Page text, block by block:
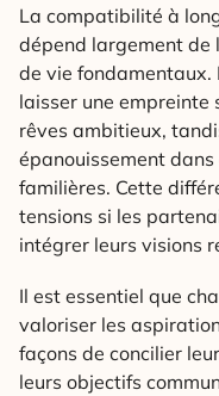
La compatibilité à
dépend largement de
de vie fondamentaux.
laisser une
rêves ambitieux,
épanouissement
familières. Cette
tensions si les
intégrer leurs visions
Il est essentiel que
valoriser les
façons de concilier
leurs objectifs